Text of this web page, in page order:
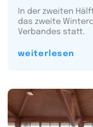
In der zweiten
das zweite
Verbandes statt.
weiterlesen